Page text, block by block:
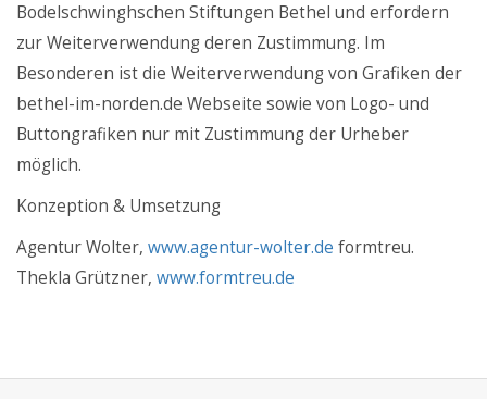
Bodelschwinghschen Stiftungen Bethel und erfordern
zur Weiterverwendung deren Zustimmung. Im
Besonderen ist die Weiterverwendung von Grafiken der
bethel-im-norden.de Webseite sowie von Logo- und
Buttongrafiken nur mit Zustimmung der Urheber
möglich.
Konzeption & Umsetzung
Agentur Wolter, www.agentur-wolter.de formtreu.
Thekla Grützner, www.formtreu.de